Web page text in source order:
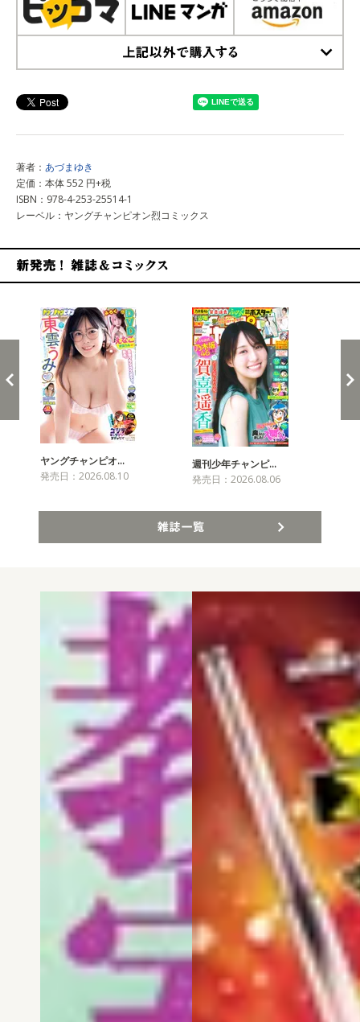
著者： あづまゆき
定価：本体 552 円+税
ISBN：978-4-253-25514-1
レーベル：ヤングチャンピオン烈コミックス
ヤングチャンピオ…
発売日：2026.08.10
週刊少年チャンピ…
発売日：2026.08.06